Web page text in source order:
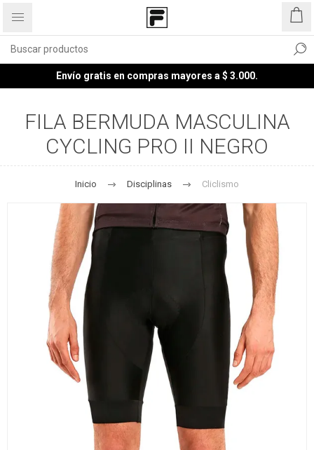
Envío gratis en compras mayores a $ 3.000.
FILA BERMUDA MASCULINA
CYCLING PRO II NEGRO
Inicio Disciplinas Cliclismo